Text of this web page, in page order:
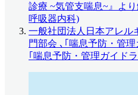
診療 ~気管支喘息~』よ
呼吸器内科)
一般社団法人日本アレル
門部会 ､｢喘息予防・管
｢喘息予防・管理ガイド